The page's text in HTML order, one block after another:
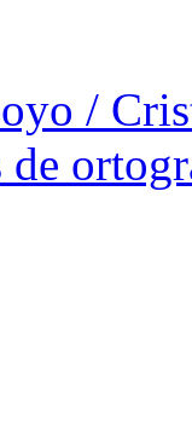
/
de